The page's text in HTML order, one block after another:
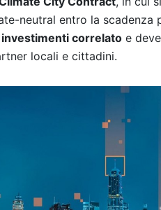
neutral entro la
investimenti correlato e
locali e cittadini.